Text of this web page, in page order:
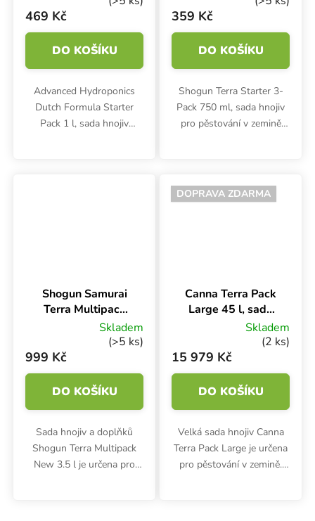
sada hnojiv
469 Kč
DO KOŠÍKU
Advanced Hydroponics
Dutch Formula Starter
Pack 1 l, sada hnojiv
359 Kč
DO KOŠÍKU
Shogun Terra Starter 3-
Pack 750 ml, sada hnojiv
pro pěstování v zemině
doplněny o květový
stimulátor Sumo...
Shogun Samurai
Terra Multipack
New 3.5 l, sada
Skladem
(>5 ks)
999 Kč
DO KOŠÍKU
Sada hnojiv a doplňků
Shogun Terra Multipack
New 3.5 l je určena pro
DOPRAVA ZDARMA
Canna Terra Pack
Large 45 l, sada
Skladem
(2 ks)
15 979 Kč
DO KOŠÍKU
Velká sada hnojiv Canna
Terra Pack Large je určena
pro pěstování v zemině.